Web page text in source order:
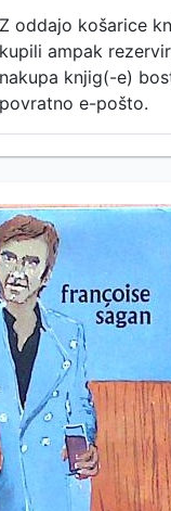
Z oddajo košarice
kupili ampak
nakupa knjig(-e)
povratno e-pošto.